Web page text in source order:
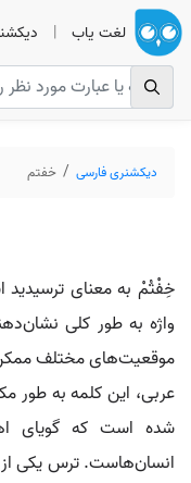
لغت یاب |
دیکشنری فارسی خفتم
خِفْتُمْ به معنای
واژه به طور کلی
موقعیت‌های مختلف
شده است که گویای
انسان‌هاست. ترس یکی